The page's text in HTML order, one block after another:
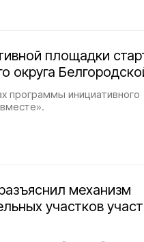
площадки
округа
программы инициативного
механизм
участков